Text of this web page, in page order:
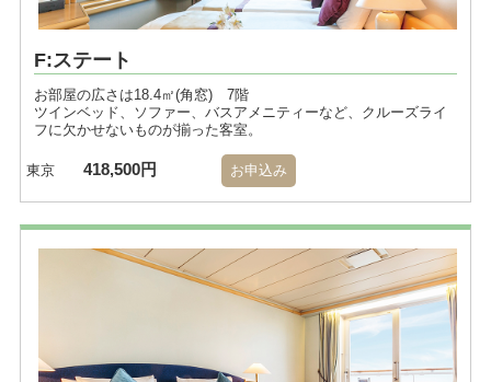
F:ステート
お部屋の広さは18.4㎡(角窓) 7階
ツインベッド、ソファー、バスアメニティーなど、クルーズライ
フに欠かせないものが揃った客室。
東京 418,500円 お申込み